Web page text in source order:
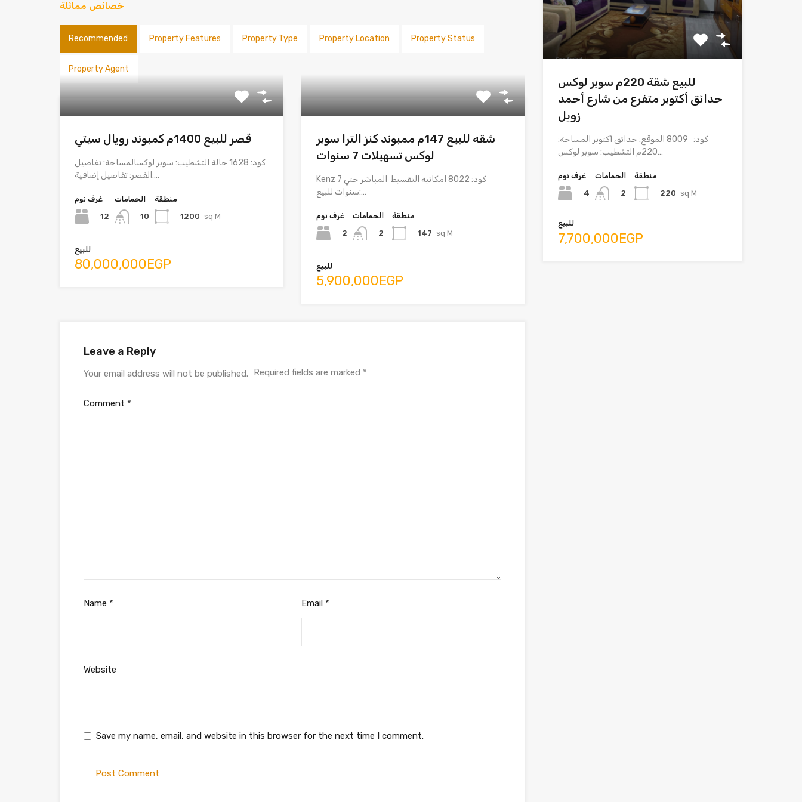
خصائص مماثلة
Recommended Property Features Property Type Property Location Property Status
Property Agent
قصر للبيع 1400م كمبوند رويال سيتي
كود: 1628 حالة التشطيب: سوبر لوكسالمساحة: تفاصيل
القصر: تفاصيل إضافية:…
غرف نوم
12
الحمامات
10
منطقة
1200 sq M
للبيع
80,000,000EGP
شقه للبيع 147م ممبوند كنز الترا سوبر
لوكس تسهيلات 7 سنوات
Kenz كود: 8022 امكانية التقسيط المباشر حتي 7
سنوات للبيع:…
غرف نوم
2
الحمامات
2
منطقة
147 sq M
للبيع
5,900,000EGP
Leave a Reply
Your email address will not be published. Required fields are marked *
Comment *
Name * Email *
Website
Save my name, email, and website in this browser for the next time I comment.
للبيع شقة 220م سوبر لوكس
حدائق أكتوبر متفرع من شارع أحمد
زويل
كود: 8009 الموقع: حدائق أكتوبر المساحة:
220م التشطيب: سوبر لوكس…
غرف نوم
4
الحمامات
2
منطقة
220 sq M
للبيع
7,700,000EGP